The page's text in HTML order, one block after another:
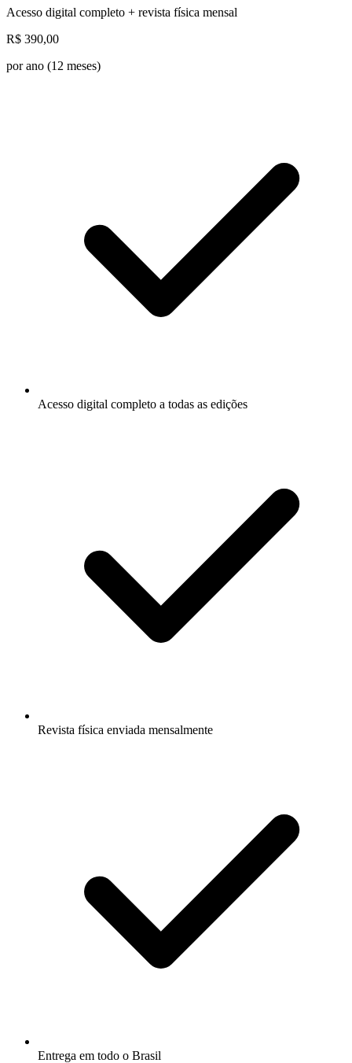
Acesso digital completo + revista física mensal
R$ 390,00
por ano (12 meses)
Acesso digital completo a todas as edições
Revista física enviada mensalmente
Entrega em todo o Brasil